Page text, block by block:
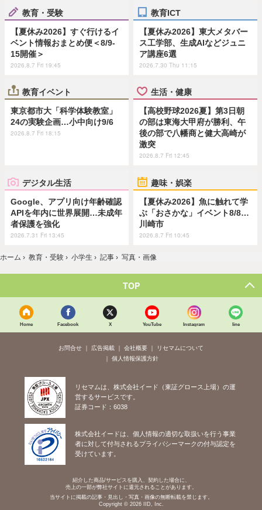
教育・受験
【夏休み2026】すぐ行けるイ
ベント情報おまとめ便＜8/9-
15開催＞
2026.8.7 Fri 19:45
教育ICT
【夏休み2026】東大メタバー
ス工学部、生成AIなどジュニ
ア講座6選
2026.7.30 Thu 11:15
教育イベント
東京都市大「科学体験教室」
24の実験企画…小中向け9/6
2026.8.7 Fri 18:15
生活・健康
【高校野球2026夏】第3日朝
の部は東海大甲府が勝利、午
後の部で八幡商と健大高崎が
激突
2026.8.7 Fri 12:45
デジタル生活
Google、アプリ向け年齢確認
APIを年内に世界展開…未成年
者保護を強化
2026.7.31 Fri 13:45
趣味・娯楽
【夏休み2026】魚に触れて学
ぶ「おさかな」イベント8/8…
川崎市
2026.8.7 Fri 10:45
ホーム › 教育・受験 › 小学生 › 記事 › 写真・画像
TOP
Home Facebook X YouTube Instagram line
お問合せ 広告掲載 会社概要
リセマムについて
個人情報保護方針
リセマムは、株式会社イード（東証グロース上場）の運
営するサービスです。
証券コード：6038
株式会社イードは、個人情報の適切な取扱いを行う事業
者に対して付与されるプライバシーマークの付与認定を
受けています。
紹介した商品/サービスを購入、契約した場合に、
売上の一部が弊社サイトに還元されることがあります。
当サイトに掲載の記事・見出し・写真・画像の無断転載を禁じます。
Copyright © 2026 IID, Inc.